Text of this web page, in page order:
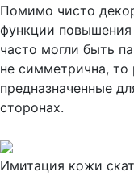
Помимо чисто
функции повышения
часто могли быть
не симметрична, то
предназначенные
сторонах.
Имитация кожи